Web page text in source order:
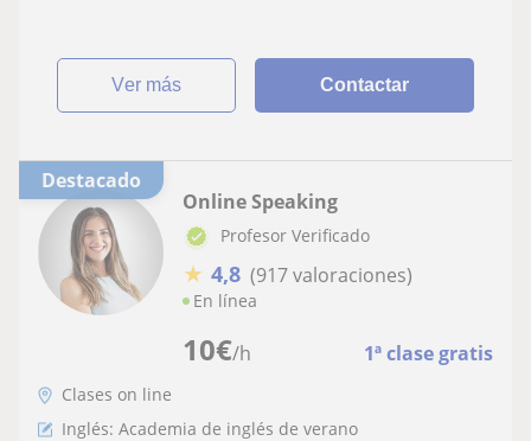
ver más Contactar
Destacado
10€/h 1ª clase gratis
Online Speaking
Profesor Verificado
★ 4,8 (917 valoraciones)
En línea
Clases on line
Inglés: Academia de inglés de verano